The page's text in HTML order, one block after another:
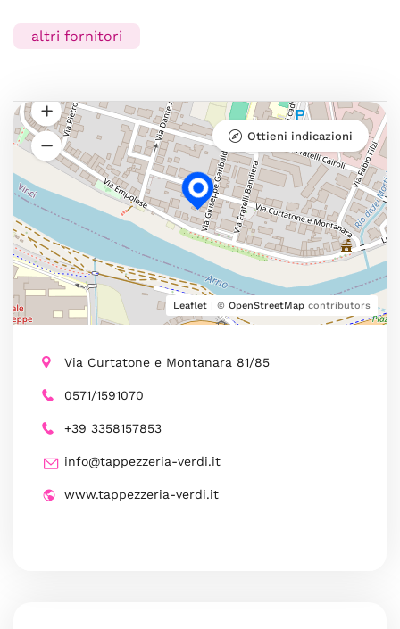
altri fornitori
Leaflet | © OpenStreetMap contributors
Ottieni indicazioni
Via Curtatone e Montanara 81/85
0571/1591070
+39 3358157853
info@tappezzeria-verdi.it
www.tappezzeria-verdi.it